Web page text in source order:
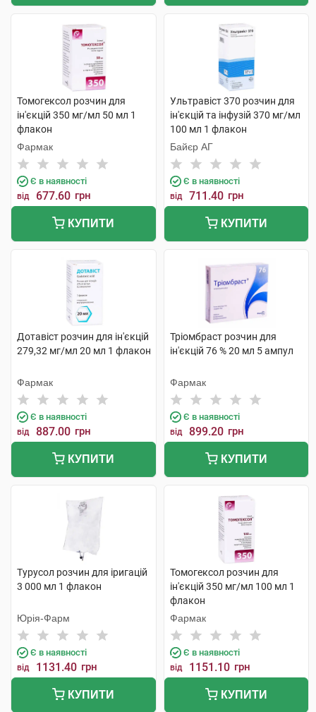
Томогексол розчин для
ін'єкцій 350 мг/мл 50 мл 1
флакон
Фармак
Є в наявності
від 677.60 грн
КУПИТИ
Ультравіст 370 розчин для
ін'єкцій та інфузій 370 мг/мл
100 мл 1 флакон
Байєр АГ
Є в наявності
від 711.40 грн
КУПИТИ
Дотавіст розчин для ін'єкцій
279,32 мг/мл 20 мл 1 флакон
Фармак
Є в наявності
від 887.00 грн
КУПИТИ
Тріомбраст розчин для
ін'єкцій 76 % 20 мл 5 ампул
Фармак
Є в наявності
від 899.20 грн
КУПИТИ
Турусол розчин для іригацій
3 000 мл 1 флакон
Юрія-Фарм
Є в наявності
від 1131.40 грн
КУПИТИ
Томогексол розчин для
ін'єкцій 350 мг/мл 100 мл 1
флакон
Фармак
Є в наявності
від 1151.10 грн
КУПИТИ